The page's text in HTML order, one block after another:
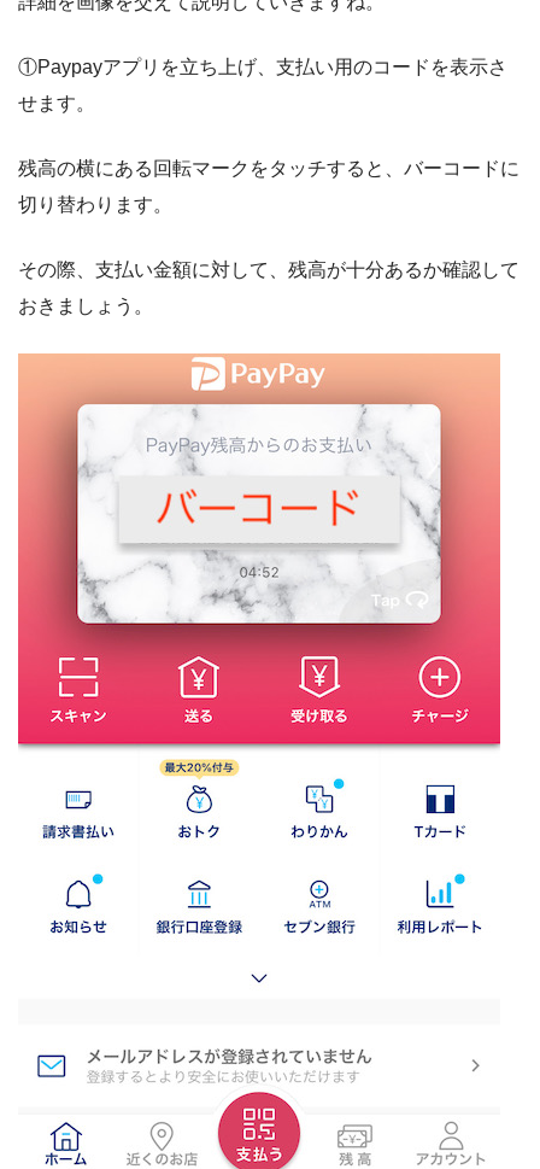
①Paypayアプリを立ち上げ、支払い用のコードを表示さ
せます。
残高の横にある回転マークをタッチすると、バーコードに
切り替わります。
その際、支払い金額に対して、残高が十分あるか確認して
おきましょう。